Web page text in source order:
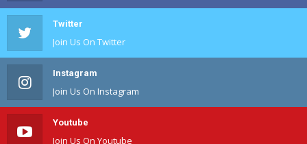
Twitter
Join Us On Twitter
Instagram
Join Us On Instagram
Youtube
Join Us On Youtube